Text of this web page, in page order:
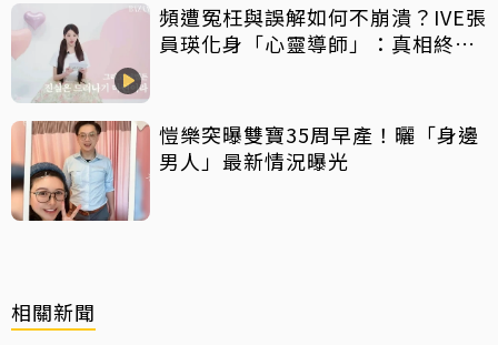
頻遭冤枉與誤解如何不崩潰？IVE張
員瑛化身「心靈導師」：真相終會
愷樂突曝雙寶35周早產！曬「身邊
男人」最新情況曝光
相關新聞